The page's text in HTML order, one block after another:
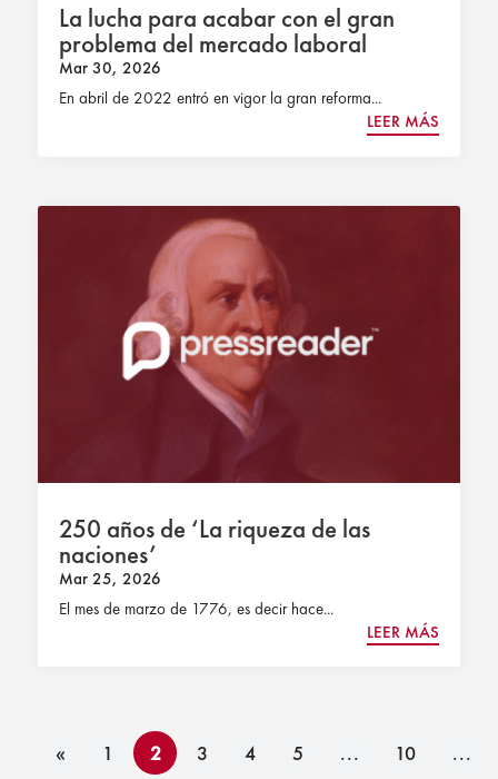
La lucha para acabar con el gran
problema del mercado laboral
Mar 30, 2026
En abril de 2022 entró en vigor la gran reforma...
LEER MÁS
250 años de ‘La riqueza de las
nacio­nes’
Mar 25, 2026
El mes de marzo de 1776, es decir hace...
LEER MÁS
« 1 2 3 4 5 ... 10
...